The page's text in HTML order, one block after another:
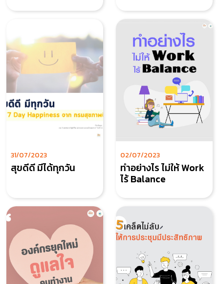
จริง
31/07/2023
สุขดีดี มีได้ทุกวัน
02/07/2023
ทำอย่างไร ไม่ให้ Work
ไร้ Balance